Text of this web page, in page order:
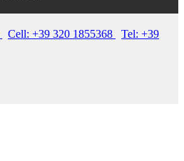
Cell: +39 320 1855368
Tel: +39